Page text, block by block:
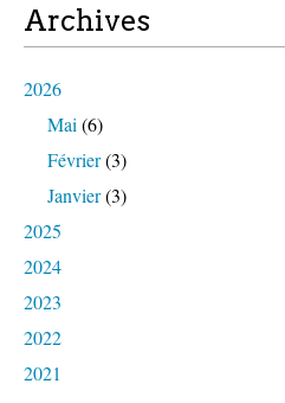
Archives
2026
Mai (6)
Février(3)
Janvier(3)
2025
2024
2023
2022
2021